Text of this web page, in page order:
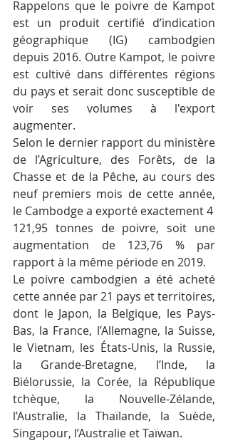
Rappelons que le poivre de Kampot
est un produit certifié d’indication
géographique (IG) cambodgien
depuis 2016. Outre Kampot, le poivre
est cultivé dans différentes régions
du pays et serait donc susceptible de
voir ses volumes à l'export
augmenter.
Selon le dernier rapport du ministère
de l’Agriculture, des Forêts, de la
Chasse et de la Pêche, au cours des
neuf premiers mois de cette année,
le Cambodge a exporté exactement 4
121,95 tonnes de poivre, soit une
augmentation de 123,76 % par
rapport à la même période en 2019.
Le poivre cambodgien a été acheté
cette année par 21 pays et territoires,
dont le Japon, la Belgique, les Pays-
Bas, la France, l’Allemagne, la Suisse,
le Vietnam, les États-Unis, la Russie,
la Grande-Bretagne, l’Inde, la
Biélorussie, la Corée, la République
tchèque, la Nouvelle-Zélande,
l’Australie, la Thaïlande, la Suède,
Singapour, l’Australie et Taïwan.